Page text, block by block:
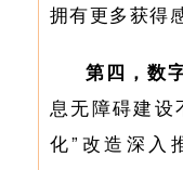
拥有更多获得
第四，数
息无障碍建设
化”改造深入